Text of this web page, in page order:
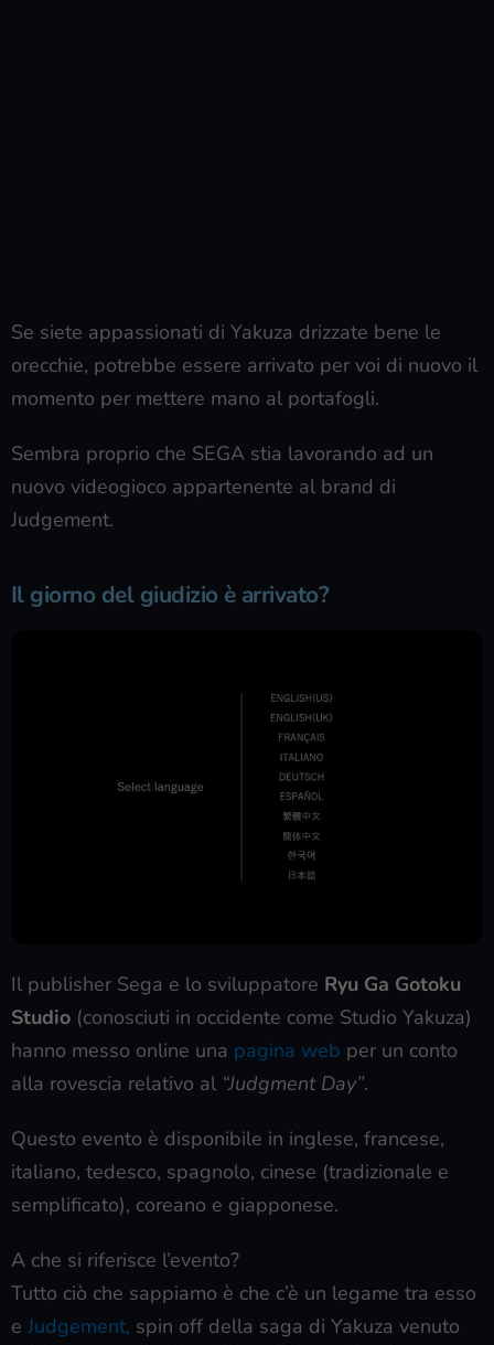
Se siete appassionati di Yakuza drizzate bene le
orecchie, potrebbe essere arrivato per voi di nuovo il
momento per mettere mano al portafogli.
Sembra proprio che SEGA stia lavorando ad un
nuovo videogioco appartenente al brand di
Judgement.
Il giorno del giudizio è arrivato?
Il publisher Sega e lo sviluppatore Ryu Ga Gotoku
Studio (conosciuti in occidente come Studio Yakuza)
hanno messo online una pagina web per un conto
alla rovescia relativo al “Judgment Day”.
Questo evento è disponibile in inglese, francese,
italiano, tedesco, spagnolo, cinese (tradizionale e
semplificato), coreano e giapponese.
A che si riferisce l’evento?
Tutto ciò che sappiamo è che c’è un legame tra esso
e Judgement, spin off della saga di Yakuza venuto